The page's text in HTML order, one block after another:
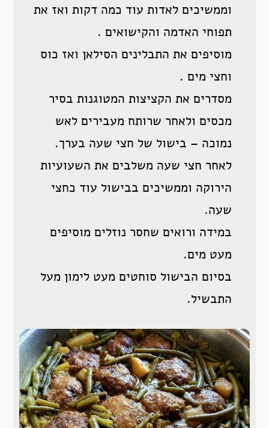
וממשיכים לאדות עוד כמה דקות ואז את
תפוחי האדמה והקישואים .
מוסיפים את התבלינים הסילאן ואז כוס
וחצי מים .
מסדרים את הקציצות המטוגנות בסיר
מכסים ולאחר שרותח מעבירים לאש
נמוכה – בישול של חצי שעה בערך.
לאחר חצי שעה משלבים את השעועיות
הירוקה וממשיכים בבישול עוד כחצי
שעה.
במידה ורואים שחסר נוזלים מוסיפים
מעט מים.
בסיום הבישול סוחטים מעט לימון מעל
התבשיל.